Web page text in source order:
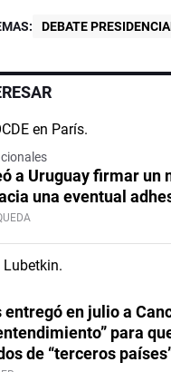
DEBATE
a Uruguay firmar un
una eventual
entregó en julio a
para
de “terceros